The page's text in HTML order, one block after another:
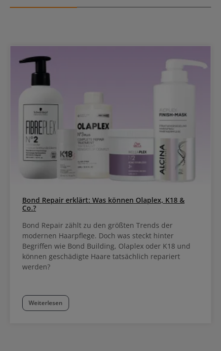
Bond Repair erklärt: Was können Olaplex, K18 &
Co.?
Bond Repair zählt zu den größten Trends der
modernen Haarpflege. Doch was steckt hinter
Begriffen wie Bond Building, Olaplex oder K18 und
können geschädigte Haare tatsächlich repariert
werden?
Weiterlesen